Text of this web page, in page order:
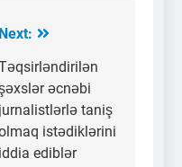
Next:
əcnəbi
jurnalistlərlə taniş
istədiklərini
iddia ediblər